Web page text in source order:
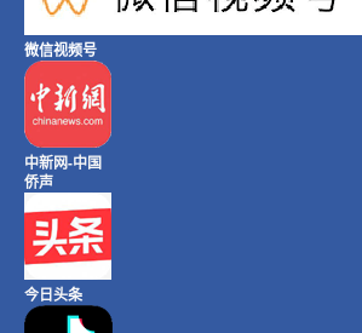
微信视频号
中新网-中国
侨声
今日头条